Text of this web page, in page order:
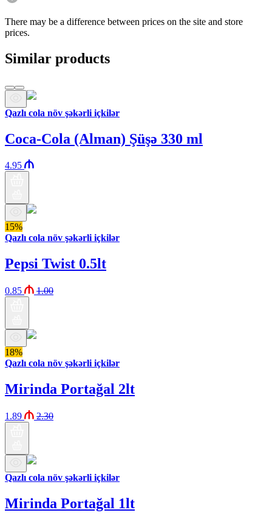
There may be a difference between prices on the site and store
prices.
Similar products
Qazlı cola növ şəkərli içkilər
Coca-Cola (Alman) Şüşə 330 ml
4.95
15%
Qazlı cola növ şəkərli içkilər
Pepsi Twist 0.5lt
0.85 1.00
18%
Qazlı cola növ şəkərli içkilər
Mirinda Portağal 2lt
1.89 2.30
Qazlı cola növ şəkərli içkilər
Mirinda Portağal 1lt